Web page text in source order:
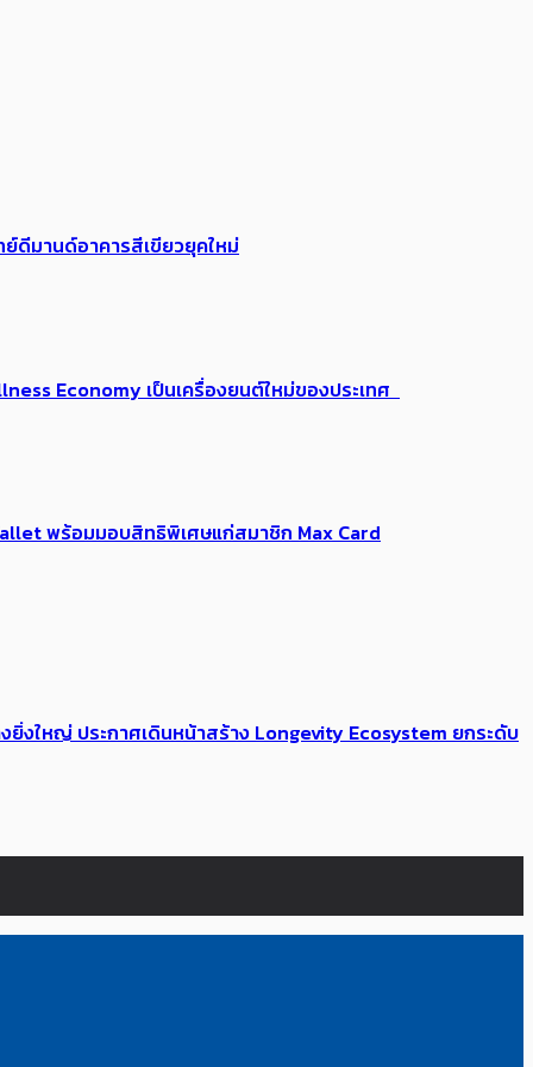
ย์ดีมานด์อาคารสีเขียวยุคใหม่
Economy เป็นเครื่องยนต์ใหม่ของประเทศ
พร้อมมอบสิทธิพิเศษแก่สมาชิก Max Card
งใหญ่ ประกาศเดินหน้าสร้าง Longevity Ecosystem ยกระดับ